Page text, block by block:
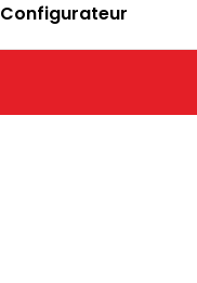
Configurateur